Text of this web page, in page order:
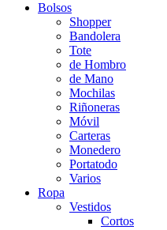
Bolsos
Shopper
Bandolera
Tote
de Hombro
de Mano
Mochilas
Riñoneras
Móvil
Carteras
Monedero
Portatodo
Varios
Ropa
Vestidos
Cortos